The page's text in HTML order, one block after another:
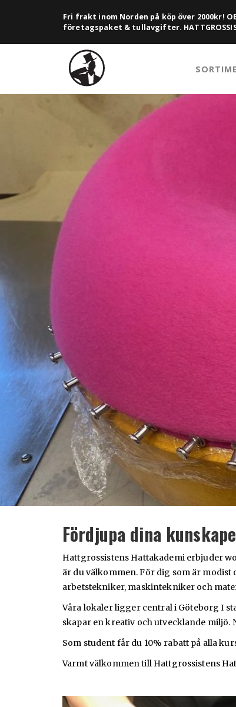
Fri frakt inom Norden på köp över 2000kr!
företagspaket & tullavgifter.
Fördjupa dina
Hattgrossistens Hattakademi erbjuder
är du välkommen. För dig som är
arbetstekniker, maskintekniker och
Våra lokaler ligger central i Göteborg I
skapar en kreativ och utvecklande miljö.
Som student får du 10% rabatt på alla
Varmt välkommen till Hattgrossistens